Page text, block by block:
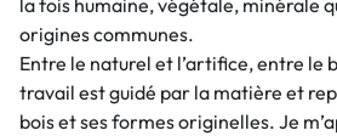
origines communes.
Entre le naturel et l’artifice, entre le
travail est guidé par la matière et
bois et ses formes originelles. Je